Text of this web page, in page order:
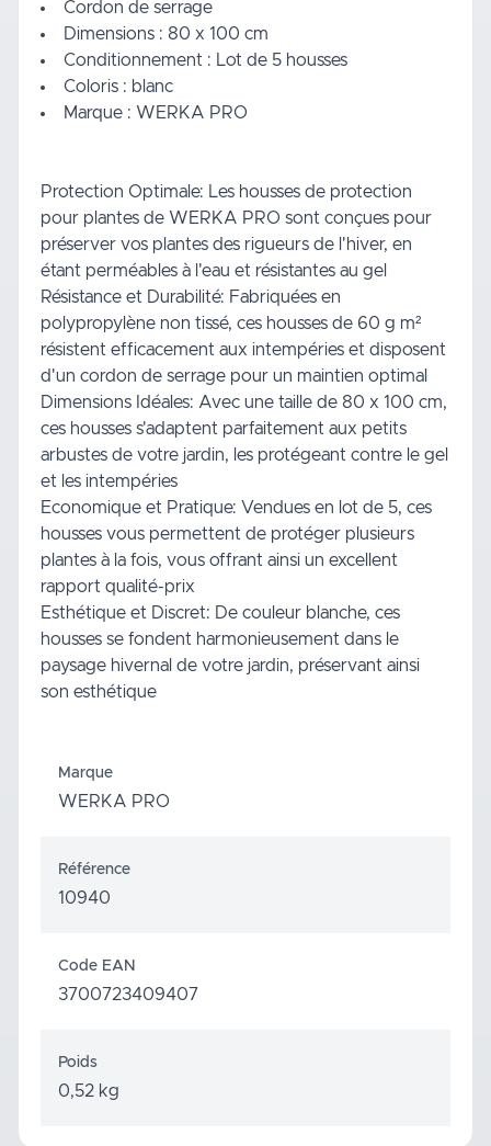
Cordon de serrage
Dimensions : 80 x 100 cm
Conditionnement : Lot de 5 housses
Coloris : blanc
Marque : WERKA PRO
Protection Optimale: Les housses de protection
pour plantes de WERKA PRO sont conçues pour
préserver vos plantes des rigueurs de l'hiver, en
étant perméables à l'eau et résistantes au gel
Résistance et Durabilité: Fabriquées en
polypropylène non tissé, ces housses de 60 g m²
résistent efficacement aux intempéries et disposent
d'un cordon de serrage pour un maintien optimal
Dimensions Idéales: Avec une taille de 80 x 100 cm,
ces housses s'adaptent parfaitement aux petits
arbustes de votre jardin, les protégeant contre le gel
et les intempéries
Economique et Pratique: Vendues en lot de 5, ces
housses vous permettent de protéger plusieurs
plantes à la fois, vous offrant ainsi un excellent
rapport qualité-prix
Esthétique et Discret: De couleur blanche, ces
housses se fondent harmonieusement dans le
paysage hivernal de votre jardin, préservant ainsi
son esthétique
Marque
WERKA PRO
Référence
10940
Code EAN
3700723409407
Poids
0,52 kg